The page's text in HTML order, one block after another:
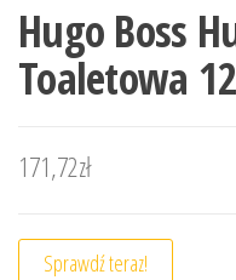
Hugo Boss
Toaletowa
171,72zł
Sprawdź teraz!